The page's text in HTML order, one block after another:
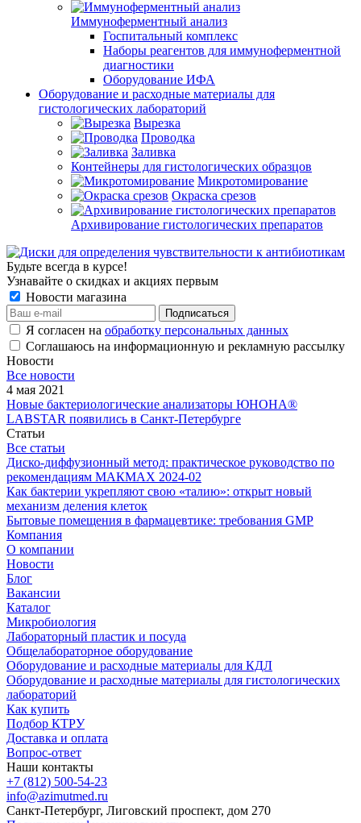
Иммуноферментный анализ
Госпитальный комплекс
Наборы реагентов для иммуноферментной
диагностики
Оборудование ИФА
Оборудование и расходные материалы для
гистологических лабораторий
Вырезка
Проводка
Заливка
Контейнеры для гистологических образцов
Микротомирование
Окраска срезов
Архивирование гистологических препаратов
Будьте всегда в курсе!
Узнавайте о скидках и акциях первым
Новости магазина
Я согласен на обработку персональных данных
Соглашаюсь на информационную и рекламную рассылку
Новости
Все новости
4 мая 2021
Новые бактериологические анализаторы ЮНОНА®
LABSTAR появились в Санкт-Петербурге
Статьи
Все статьи
Диско-диффузионный метод: практическое руководство по
рекомендациям МАКМАХ 2024-02
Как бактерии укрепляют свою «талию»: открыт новый
механизм деления клеток
Бытовые помещения в фармацевтике: требования GMP
Компания
О компании
Новости
Блог
Вакансии
Каталог
Микробиология
Лабораторный пластик и посуда
Общелабораторное оборудование
Оборудование и расходные материалы для КДЛ
Оборудование и расходные материалы для гистологических
лабораторий
Как купить
Подбор КТРУ
Доставка и оплата
Вопрос-ответ
Наши контакты
+7 (812) 500-54-23
info@azimutmed.ru
Санкт-Петербург, Лиговский проспект, дом 270